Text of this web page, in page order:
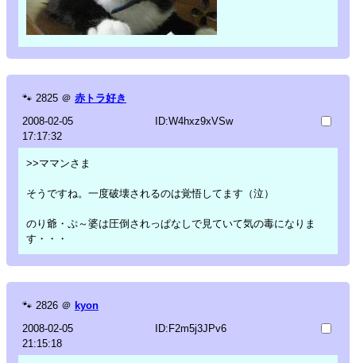
🐾 2825 ＠ 赤トラ好き
2008-02-05
17:17:32
ID:W4hxz9xVSw
>>ママンさま
そうですね。一度破壊されるのは覚悟してます（泣）
のり爺・ぷ～婆は圧倒されっぱなしで見ていて気の毒になりま
す・・・
🐾 2826 ＠ kyon
2008-02-05
21:15:18
ID:F2m5j3JPv6